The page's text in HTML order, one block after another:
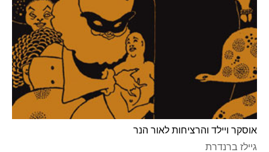
אוסקר ויילד והרציחות לאור הנר
גיילז ברנדרת